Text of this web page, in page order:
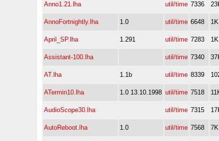
Anno1.21.lha util/time 7336
AnnoFortnightly.lha 1.0 util/time 6648 1K
April_SP.lha 1.291 util/time 7283 1K
Assistant-100.lha util/time 7340
AT.lha 1.1b util/time 8339
ATermin10.lha 1.0 13.10.1998 util/time 7518
AudioScope30.lha util/time 7315
AutoReboot.lha 1.0 util/time 7568 7K